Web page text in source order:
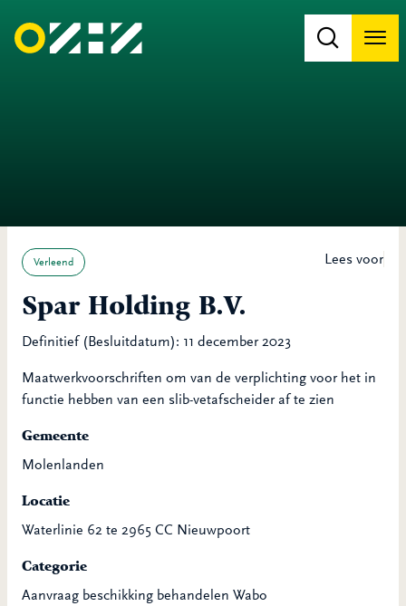
Lees voor
Verleend
Spar Holding B.V.
Definitief (Besluitdatum): 11 december 2023
Maatwerkvoorschriften om van de verplichting voor het in
functie hebben van een slib-vetafscheider af te zien
Gemeente
Molenlanden
Locatie
Waterlinie 62 te 2965 CC Nieuwpoort
Categorie
Aanvraag beschikking behandelen Wabo